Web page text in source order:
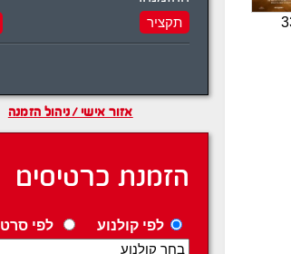
תקציר
אזור אישי / ניהול הזמנה
הזמנת כרטיסים
לפי קולנוע לפי סרט